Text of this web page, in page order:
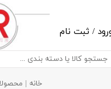
/ ثبت نام
حساب کاربری من
تغییر گذر واژه
خانه |